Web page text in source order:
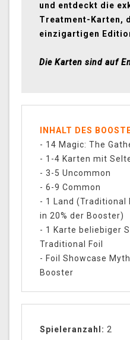
und entdeckt die
Treatment-Karten,
einzigartigen
Die Karten sind auf
INHALT DES
- 14 Magic: The
- 1-4 Karten mit
- 3-5 Uncommon
- 6-9 Common
- 1 Land (Traditional
in 20% der Booster)
- 1 Karte beliebiger
Traditional Foil
- Foil Showcase
Booster
Spieleranzahl: 2